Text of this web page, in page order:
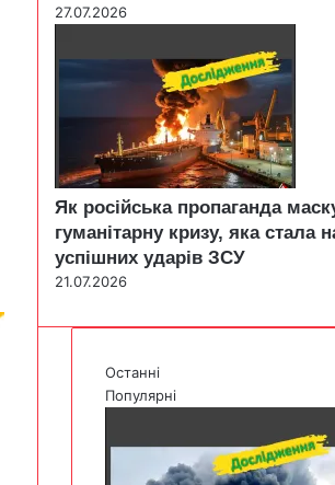
27.07.2026
Як російська пропаганда
гуманітарну кризу, яка стала
успішних ударів ЗСУ
21.07.2026
Останні
Популярні